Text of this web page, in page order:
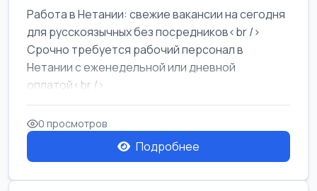
Работа в Нетании: свежие вакансии на сегодня
для русскоязычных без посредников<br />
Срочно требуется рабочий персонал в
Нетании с еженедельной или дневной
оплатой<br />
Свежие вакансии в Нетании дл...
0 просмотров
Подробнее